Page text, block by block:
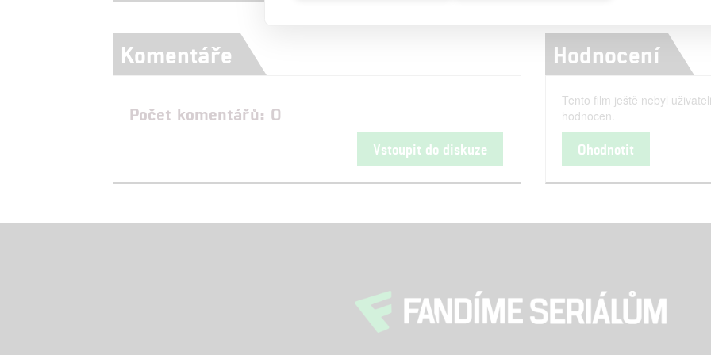
Komentáře
Počet komentářů: 0
Vstoupit do diskuze
Hodnocení
Tento film ještě nebyl uživateli
hodnocen.
Ohodnotit